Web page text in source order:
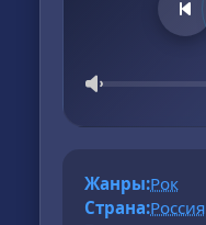
Жанры:Рок
Страна:Россия